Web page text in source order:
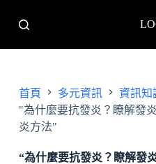
至
主
容
首頁 多元資訊 資訊知
"為什麼要抗發炎？瞭解發
炎方法"
“為什麼要抗發炎？瞭解發